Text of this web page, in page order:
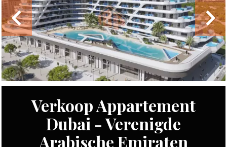
Verkoop Appartement
Dubai - Verenigde
Arabische Emiraten